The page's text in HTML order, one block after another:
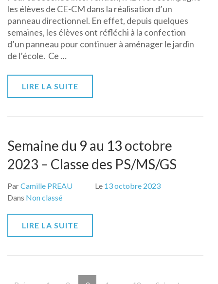
les élèves de CE-CM dans la réalisation d’un
panneau directionnel. En effet, depuis quelques
semaines, les élèves ont réfléchi à la confection
d’un panneau pour continuer à aménager le jardin
de l’école. Ce …
LIRE LA SUITE
Semaine du 9 au 13 octobre
2023 – Classe des PS/MS/GS
ParCamille PREAU Le 13 octobre 2023
Dans Non classé
LIRE LA SUITE
Pagination